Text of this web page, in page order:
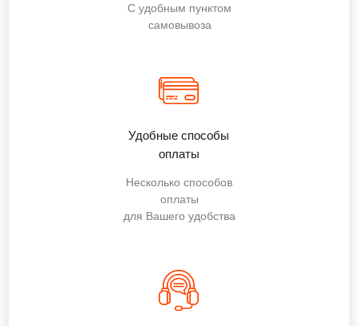
Удобные способы
оплаты
С удобным пунктом
самовывоза
Несколько способов
оплаты
для Вашего удобства